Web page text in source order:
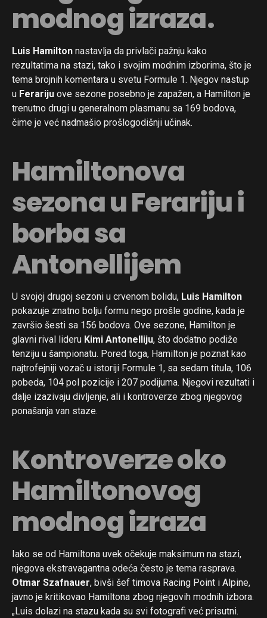
modnog izraza.
Luis Hamilton nastavlja da privlači pažnju kako
rezultatima na stazi, tako i svojim modnim izborima, što je
tema brojnih komentara u svetu Formule 1. Njegov nastup
u Ferariju ove sezone posebno je zapažen, a Hamilton je
trenutno drugi u generalnom plasmanu sa 169 bodova,
čime je već nadmašio prošlogodišnji učinak.
Hamiltonova
sezona u Ferariju i
borba sa
Antonellijem
U svojoj drugoj sezoni u crvenom bolidu, Luis Hamilton
pokazuje znatno bolju formu nego prošle godine, kada je
završio šesti sa 156 bodova. Ove sezone, Hamilton je
glavni rival lideru Kimi Antonelliju, što dodatno podiže
tenziju u šampionatu. Pored toga, Hamilton je poznat kao
najtrofejniji vozač u istoriji Formule 1, sa sedam titula, 106
pobeda, 104 pol pozicije i 207 podijuma. Njegovi rezultati i
dalje izazivaju divljenje, ali i kontroverze zbog njegovog
ponašanja van staze.
Kontroverze oko
Hamiltonovog
modnog izraza
Iako se od Hamiltona uvek očekuje maksimum na stazi,
njegova ekstravagantna odeća često je tema rasprava.
Otmar Szafnauer, bivši šef timova Racing Point i Alpine,
javno je kritikovao Hamiltona zbog njegovih modnih izbora.
„Luis dolazi na stazu kada su svi fotografi već prisutni.